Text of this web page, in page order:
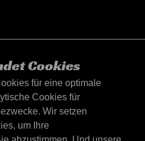
Cookies
für eine optimale
Cookies für
Wir setzen
um Ihre